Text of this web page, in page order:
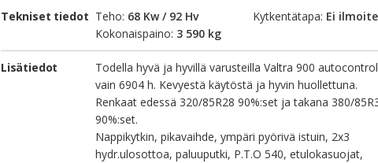
Tekniset tiedot Teho: 68 Kw / 92 Hv
Kokonaispaino: 3 590 kg
Kytkentätapa: Ei
Lisätiedot
Todella hyvä ja hyvillä varusteilla Valtra 900
vain 6904 h. Kevyestä käytöstä ja hyvin huollettuna.
Renkaat edessä 320/85R28 90%:set ja takana 380/
90%:set.
Nappikytkin, pikavaihde, ympäri pyörivä istuin, 2x3
hydr.ulosottoa, paluuputki, P.T.O 540, etulokasuojat,